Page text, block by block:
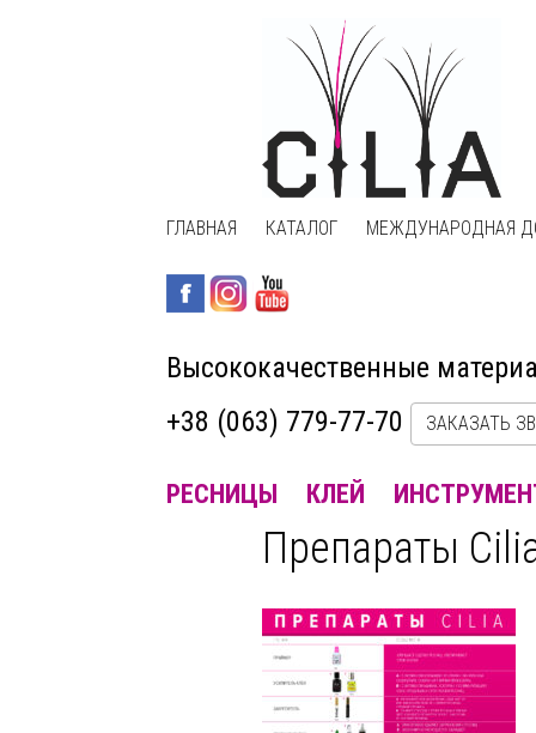
ГЛАВНАЯ КАТАЛОГ МЕЖДУНАРОДНАЯ
Высококачественные
+38 (063) 779-77-70
ЗАКАЗАТЬ
РЕСНИЦЫ КЛЕЙ
Препараты